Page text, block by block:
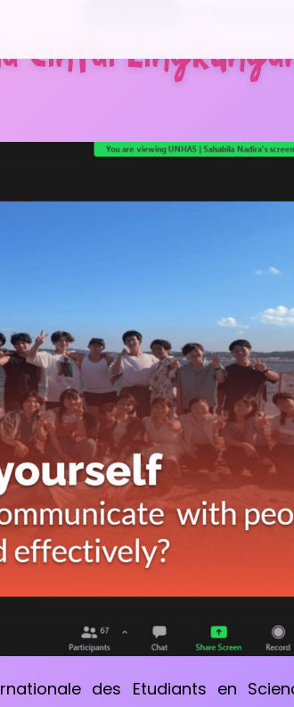
Cintai
des Etudiants en